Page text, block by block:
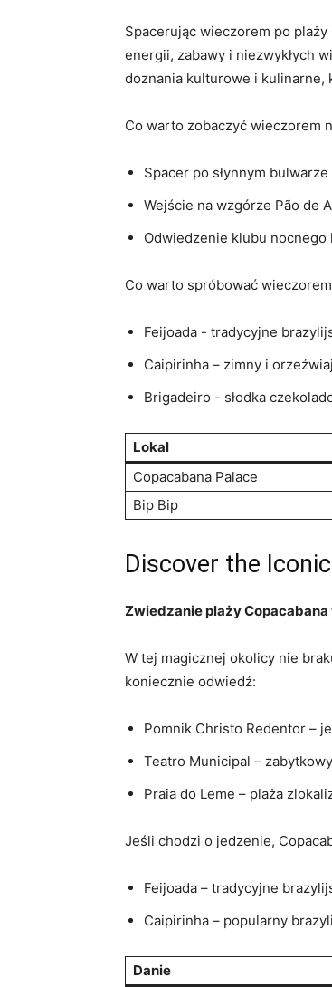
Spacerując⁤ wieczorem po
energii, zabawy i niezwykłych
doznania kulturowe i‍ kulinarne,
Co⁣ warto zobaczyć⁤ wieczorem
Spacer po słynnym
Wejście na‍ wzgórze Pão ​de
Odwiedzenie ​klubu
Co warto⁢ spróbować
Feijoada -​ tradycyjne
Caipirinha – zimny i
Brigadeiro ⁣- słodka
Lokal
Copacabana⁤ Palace
Bip ‍Bip
Discover the
Zwiedzanie plaży
W tej magicznej okolicy nie
koniecznie odwiedź:
Pomnik Christo Redentor –
Teatro Municipal –
Praia do Leme ‍– ‍plaża
Jeśli chodzi o jedzenie,
Feijoada⁢ – ⁢tradycyjne
Caipirinha – popularny
Danie